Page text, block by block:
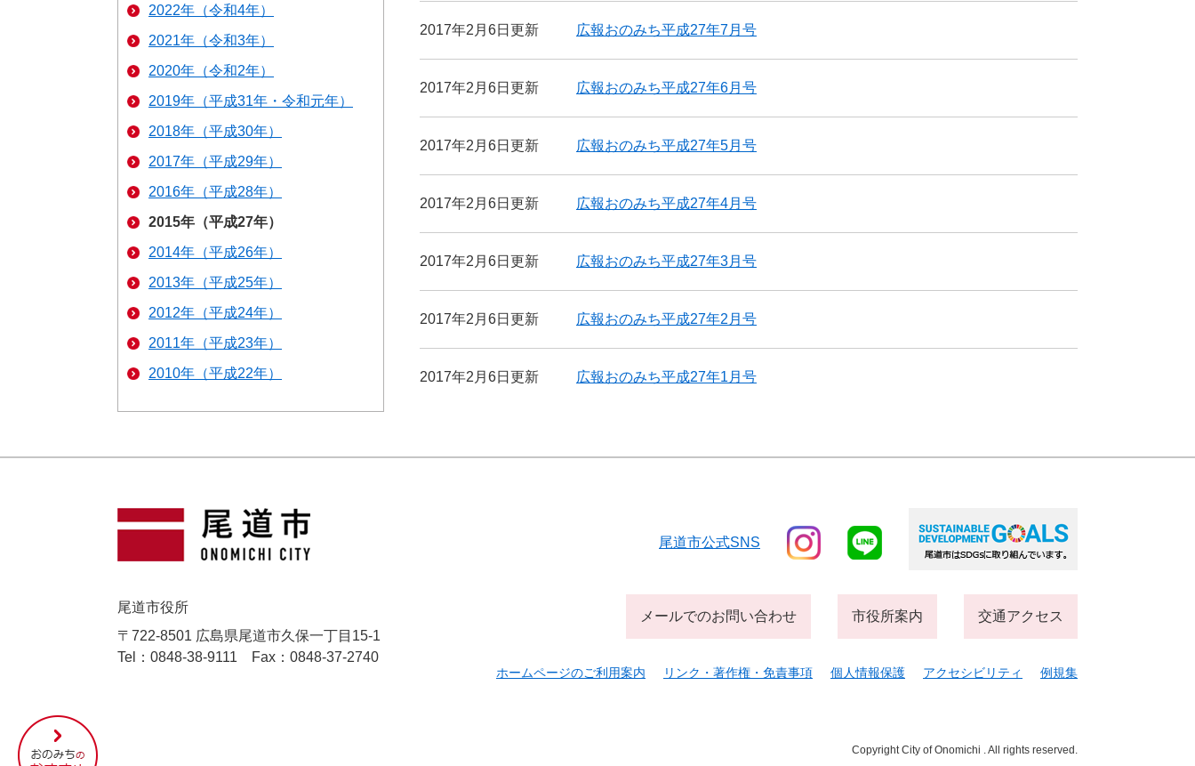
2017年2月6日更新 広報おのみち平成27年7月号
2017年2月6日更新 広報おのみち平成27年6月号
2017年2月6日更新 広報おのみち平成27年5月号
2017年2月6日更新 広報おのみち平成27年4月号
2017年2月6日更新 広報おのみち平成27年3月号
2017年2月6日更新 広報おのみち平成27年2月号
2017年2月6日更新 広報おのみち平成27年1月号
2022年（令和4年）
2021年（令和3年）
2020年（令和2年）
2019年（平成31年・令和元年）
2018年（平成30年）
2017年（平成29年）
2016年（平成28年）
2015年（平成27年）
2014年（平成26年）
2013年（平成25年）
2012年（平成24年）
2011年（平成23年）
2010年（平成22年）
尾
道
尾道市役所
〒722-8501 広島県尾道市久保一丁目15-1
Tel：0848-38-9111
Fax：0848-37-2740
尾道市公式SNS
メールでのお問い合わせ 市役所案内 交通アクセス
ホームページのご利用案内 リンク・著作権・免責事項 個人情報保護 アクセシビリティ 例規集
Copyright City of Onomichi . All rights reserved.